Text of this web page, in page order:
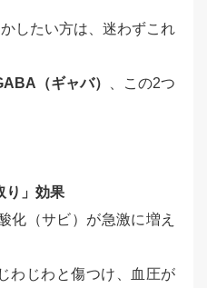
したい方は、迷わずこれ
（ギャバ）
、この2つ
り」効果
化（サビ）が急激に増え
わじわと傷つけ、血圧が